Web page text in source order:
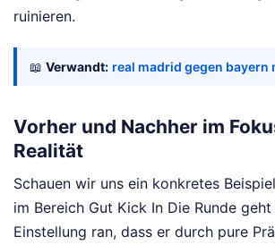
ruinieren.
📖 Verwandt: real madrid gegen bayern
Vorher und Nachher im
Realität
Schauen wir uns ein konkretes
im Bereich Gut Kick In Die Runde
Einstellung ran, dass er durch pure